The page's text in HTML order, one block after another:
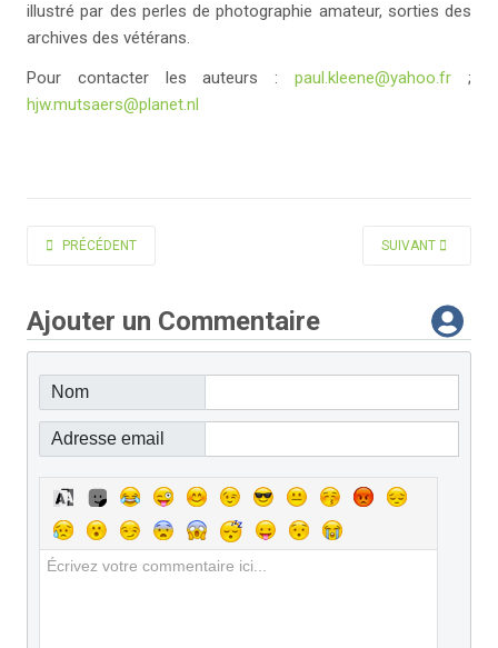
illustré par des perles de photographie amateur, sorties des
archives des vétérans.
Pour contacter les auteurs :paul.kleene@yahoo.fr ;
hjw.mutsaers@planet.nl
ARTICLE PRÉCÉDENT : LA BIOMASSE, ÉNERGIE D'AVENIR ?
PRÉCÉDENT ARTICLE SUIVANT
SUIVANT
Ajouter un Commentaire
Nom
Adresse email